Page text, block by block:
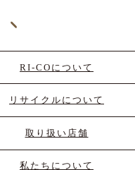
RI-COについて
リサイクルについて
取り扱い店舗
私たちについて